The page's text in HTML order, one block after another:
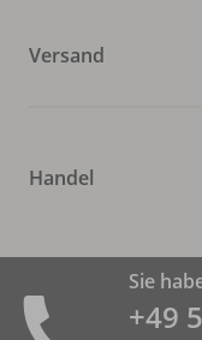
Versand
Handel
Sie
+49